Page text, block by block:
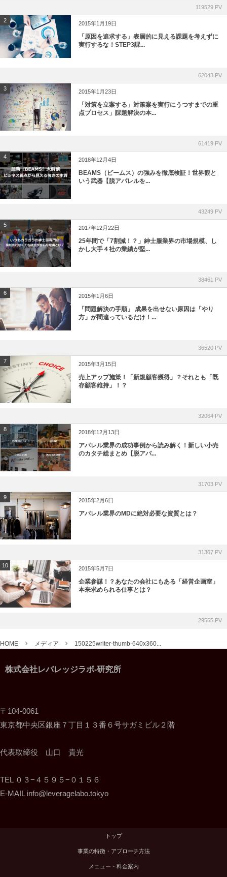
119529 PV
2 2015年1月19日
「原因を追求する」表層的に見える課題を考えずに
実行するな！STEP3課...
62043 PV
3 2015年1月23日
「対策を立案する」対策案を実行にうつすまでの重
点プロセス」課題解決の本...
61419 PV
4 2018年12月4日
BEAMS（ビームス）の強みを徹底検証！世界観と
いう武器【脱アパレルを...
43249 PV
5 2017年12月22日
25年間で「7割減！？」紳士服業界の市場規模、し
かし大手４社の業績が堅...
38461 PV
6 2015年1月6日
「問題解決の手順」 成果を出せない原因は「やり
方」が間違っているだけ！...
36520 PV
7 2015年3月15日
売上アップ施策！「新規顧客獲得」？それとも「既
存顧客維持」！？
32064 PV
8 2018年12月13日
アパレル業界の成功事例から読み解く！新しい小売
のカタチ総まとめ【脱アパ...
31703 PV
9 2015年2月6日
アパレル業界のMDに絶対必要な資質とは？
31367 PV
10 2015年5月7日
企業参謀！？あなたの会社にもある「経営企画室」
本来求められる仕事とは？
29555 PV
HOME メディア 150225writer-thumb-640x360...
株式会社レバレッジラボ-研究所
〒104-0061
東京都中央区銀座７丁目１３番６号サガミビル２階
代表取締役 山口 貴光
TEL ０３−４５９５−０１５６
E-MAIL info@leveragelabo.tokyo
トップ
事業の特徴・アプローチ方法
メニュー・料金案内